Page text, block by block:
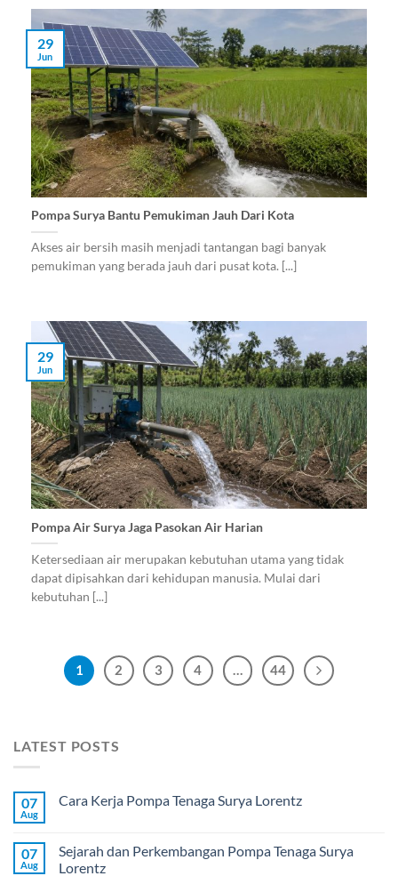
Pompa Surya Bantu Pemukiman Jauh Dari Kota
Akses air bersih masih menjadi tantangan bagi banyak
pemukiman yang berada jauh dari pusat kota. [...]
29
Jun
Pompa Air Surya Jaga Pasokan Air Harian
Ketersediaan air merupakan kebutuhan utama yang tidak
dapat dipisahkan dari kehidupan manusia. Mulai dari
kebutuhan [...]
29
Jun
1 2 3 4 … 44
LATEST POSTS
07
Aug
Cara Kerja Pompa Tenaga Surya Lorentz
07
Aug
Sejarah dan Perkembangan Pompa Tenaga Surya
Lorentz